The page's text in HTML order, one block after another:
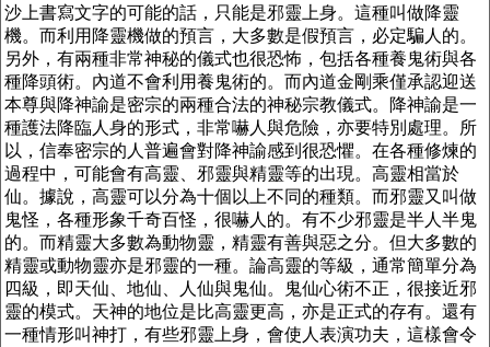
沙上書寫文字的可能的話，只能是邪靈上身。這種叫做降靈
機。而利用降靈機做的預言，大多數是假預言，必定騙人的。
另外，有兩種非常神秘的儀式也很恐怖，包括各種養鬼術與各
種降頭術。內道不會利用養鬼術的。而內道金剛乘僅承認迎送
本尊與降神諭是密宗的兩種合法的神秘宗教儀式。降神諭是一
種護法降臨人身的形式，非常嚇人與危險，亦要特別處理。所
以，信奉密宗的人普遍會對降神諭感到很恐懼。在各種修煉的
過程中，可能會有高靈、邪靈與精靈等的出現。高靈相當於
仙。據說，高靈可以分為十個以上不同的種類。而邪靈又叫做
鬼怪，各種形象千奇百怪，很嚇人的。有不少邪靈是半人半鬼
的。而精靈大多數為動物靈，精靈有善與惡之分。但大多數的
精靈或動物靈亦是邪靈的一種。論高靈的等級，通常簡單分為
四級，即天仙、地仙、人仙與鬼仙。鬼仙心術不正，很接近邪
靈的模式。天神的地位是比高靈更高，亦是正式的存有。還有
一種情形叫神打，有些邪靈上身，會使人表演功夫，這樣會令